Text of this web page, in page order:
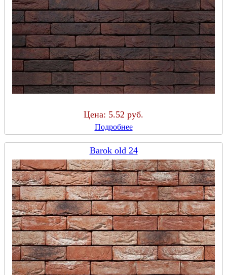
Цена: 5.52 руб.
Подробнее
Barok old 24